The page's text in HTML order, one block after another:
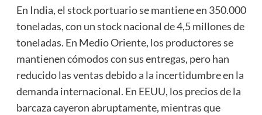
En India, el stock portuario se mantiene en 350.000
toneladas, con un stock nacional de 4,5 millones de
toneladas. En Medio Oriente, los productores se
mantienen cómodos con sus entregas, pero han
reducido las ventas debido a la incertidumbre en la
demanda internacional. En EEUU, los precios de la
barcaza cayeron abruptamente, mientras que